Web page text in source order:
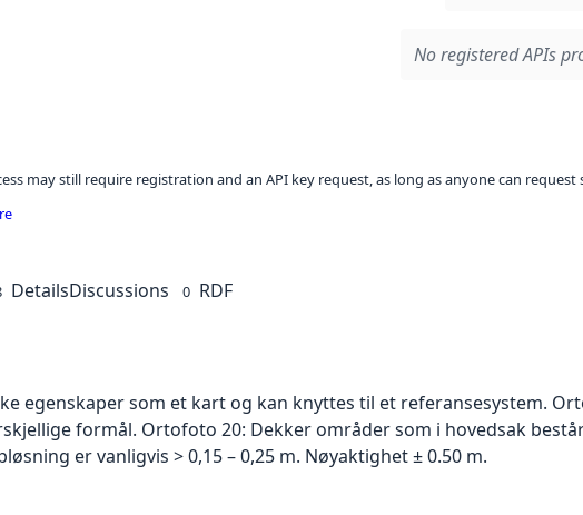
No registered APIs
may still require registration and an API key request, as long as anyone can
DetailsDiscussions 0 RDF
egenskaper som et kart og kan knyttes til et referansesystem.
formål. Ortofoto 20: Dekker områder som i hovedsak
er vanligvis > 0,15 – 0,25 m. Nøyaktighet ± 0.50 m.